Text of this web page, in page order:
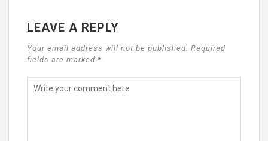
LEAVE A REPLY
Your email address will not be published. Required
fields are marked *